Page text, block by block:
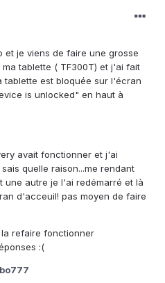
et je viens de faire une grosse
tablette ( TF300T) et j'ai fait
tablette est bloquée sur l'écran
is unlocked" en haut à
avait fonctionner et j'ai
quelle raison...me rendant
une autre je l'ai redémarré et là
d'acceuil! pas moyen de faire
refaire fonctionner
:(